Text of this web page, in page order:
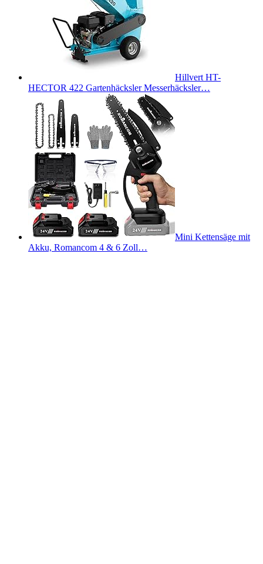
Hillvert HT-
HECTOR 422 Gartenhäcksler Messerhäcksler…
Mini Kettensäge mit
Akku, Romancom 4 & 6 Zoll…